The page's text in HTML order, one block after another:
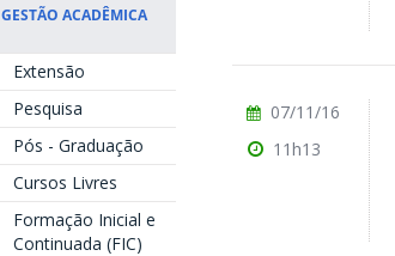
GESTÃO ACADÊMICA
Extensão
Pesquisa
Pós - Graduação
Cursos Livres
Formação Inicial e
Continuada (FIC)
07/11/16
11h13